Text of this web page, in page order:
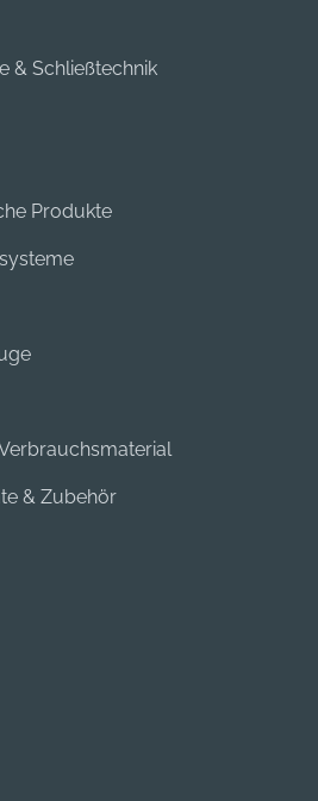
& Schließtechnik
Produkte
& Zubehör